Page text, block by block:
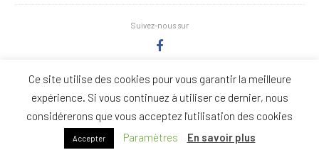
Suivez-nous sur
Copyright Stages-Triathlon.com - Réalisation: Anne Vonthron
Politique de
confidentialité
Vente
Ce site utilise des cookies pour vous garantir la meilleure
expérience. Si vous continuez à utiliser ce dernier, nous
considérerons que vous acceptez l'utilisation des cookies
Accepter Paramètres En savoir plus